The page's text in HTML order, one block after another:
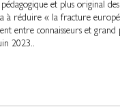
et plus original
à réduire « la fracture
entre connaisseurs et grand
2023..